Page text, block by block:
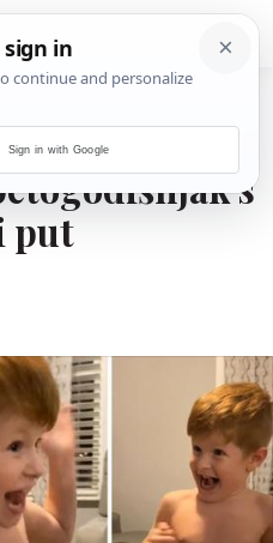
neba: evo
s
put
Sign in with Google